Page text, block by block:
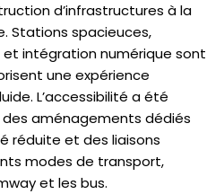
d’infrastructures à la
Stations spacieuces,
intégration numérique sont
une expérience
L’accessibilité a été
aménagements dédiés
réduite et des liaisons
modes de transport,
et les bus.